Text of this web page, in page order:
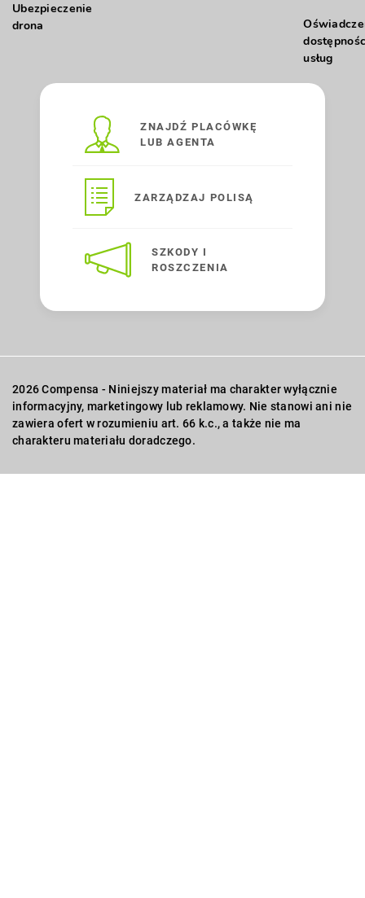
Ubezpieczenie
drona
usług
ZNAJDŹ PLACÓWKĘ
LUB AGENTA
ZARZĄDZAJ POLISĄ
SZKODY I
ROSZCZENIA
2026 Compensa - Niniejszy materiał ma charakter wyłącznie
informacyjny, marketingowy lub reklamowy. Nie stanowi ani nie
zawiera ofert w rozumieniu art. 66 k.c., a także nie ma
charakteru materiału doradczego.